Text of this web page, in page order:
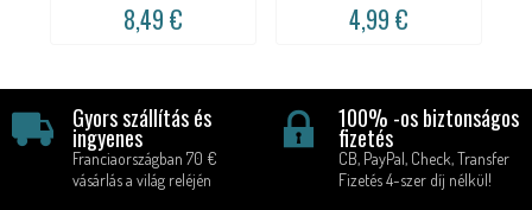
8,49 € 4,99 €
Gyors szállítás és
ingyenes
Franciaországban 70 €
vásárlás a világ reléjén
100% -os biztonságos
fizetés
CB, PayPal, Check, Transfer
Fizetés 4-szer díj nélkül!